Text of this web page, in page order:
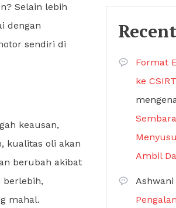
Selain lebih
dengan
sendiri di
keausan,
kualitas oli akan
berubah akibat
berlebih,
mahal.
Format
ke
Ambil